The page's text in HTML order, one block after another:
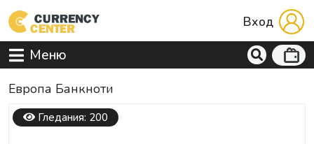
Вход
Меню
Европа Банкноти
Гледания: 200